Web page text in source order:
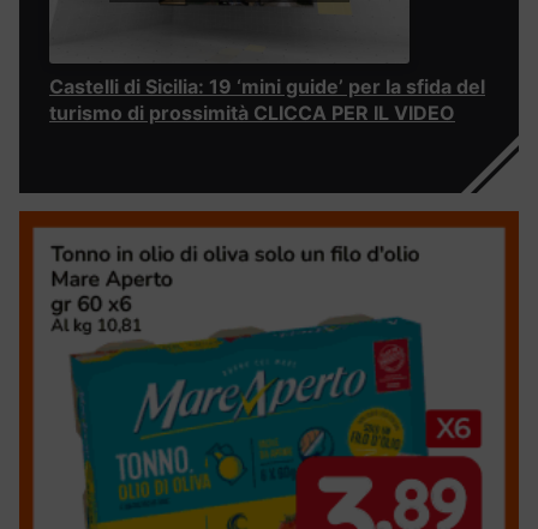
Castelli di Sicilia: 19 ‘mini guide’ per la sfida del
turismo di prossimità CLICCA PER IL VIDEO